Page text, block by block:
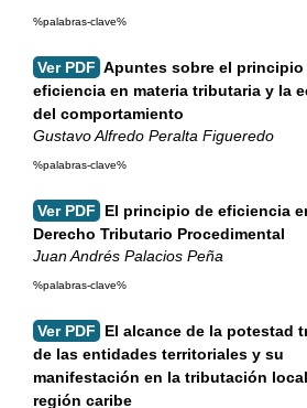
%palabras-clave%
Ver PDF Apuntes sobre el principio
eficiencia en materia tributaria y la
del comportamiento
Gustavo Alfredo Peralta Figueredo
%palabras-clave%
Ver PDF
El principio de eficiencia
Derecho Tributario Procedimental
Juan Andrés Palacios Peña
%palabras-clave%
Ver PDF
El alcance de la potestad
de las entidades territoriales y su
manifestación en la tributación
región caribe